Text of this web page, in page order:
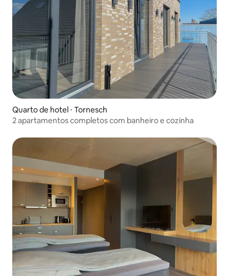
Quarto de hotel ⋅ Tornesch
2 apartamentos completos com banheiro e cozinha